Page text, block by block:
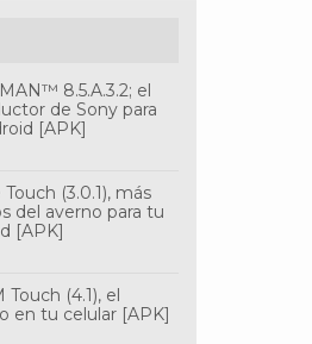
8.5.A.3.2; el
de Sony para
[APK]
(3.0.1), más
del averno para tu
[APK]
Touch (4.1), el
en tu celular [APK]